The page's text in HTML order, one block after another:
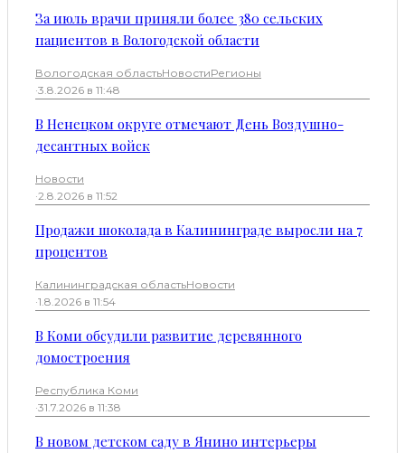
За июль врачи приняли более 380 сельских
пациентов в Вологодской области
Вологодская областьНовостиРегионы
·3.8.2026 в 11:48
В Ненецком округе отмечают День Воздушно-
десантных войск
Новости
·2.8.2026 в 11:52
Продажи шоколада в Калининграде выросли на 7
процентов
Калининградская областьНовости
·1.8.2026 в 11:54
В Коми обсудили развитие деревянного
домостроения
Республика Коми
·31.7.2026 в 11:38
В новом детском саду в Янино интерьеры